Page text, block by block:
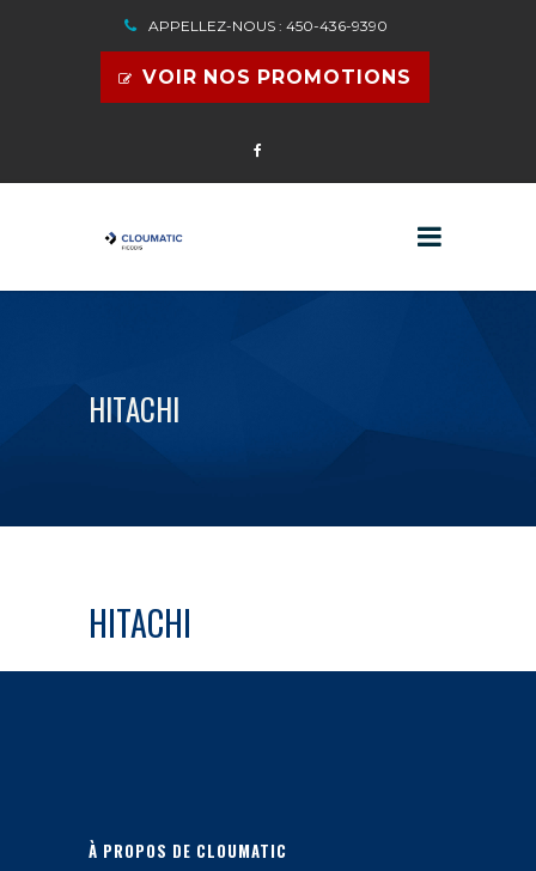
APPELLEZ-NOUS : 450-436-9390
VOIR NOS PROMOTIONS
HITACHI
HITACHI
À PROPOS DE CLOUMATIC